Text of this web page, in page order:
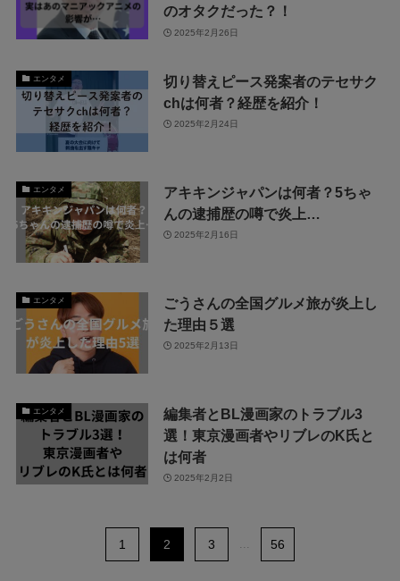
のオタクだった？！
2025年2月26日
エンタメ
切り替えピース発案者のテセサク
chは何者？経歴を紹介！
2025年2月24日
エンタメ
アキキンジャパンは何者？5ちゃ
んの逮捕歴の噂で炎上…
2025年2月16日
エンタメ
ごうさんの全国グルメ旅が炎上し
た理由５選
2025年2月13日
エンタメ
編集者とBL漫画家のトラブル3
選！東京漫画者やリブレのK氏と
は何者
2025年2月2日
1 2 3 ... 56